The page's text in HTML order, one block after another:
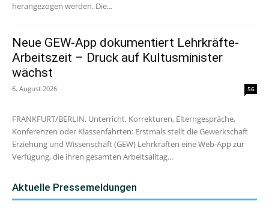
herangezogen werden. Die...
Neue GEW-App dokumentiert Lehrkräfte-
Arbeitszeit – Druck auf Kultusminister
wächst
6. August 2026 56
FRANKFURT/BERLIN. Unterricht, Korrekturen, Elterngespräche,
Konferenzen oder Klassenfahrten: Erstmals stellt die Gewerkschaft
Erziehung und Wissenschaft (GEW) Lehrkräften eine Web-App zur
Verfügung, die ihren gesamten Arbeitsalltag...
Aktuelle Pressemeldungen